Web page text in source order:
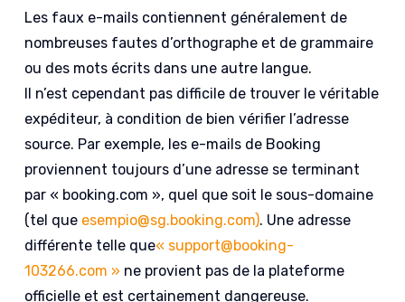
Les faux e-mails contiennent généralement de
nombreuses fautes d’orthographe et de grammaire
ou des mots écrits dans une autre langue.
Il n’est cependant pas difficile de trouver le véritable
expéditeur, à condition de bien vérifier l’adresse
source. Par exemple, les e-mails de Booking
proviennent toujours d’une adresse se terminant
par « booking.com », quel que soit le sous-domaine
(tel que esempio@sg.booking.com). Une adresse
différente telle que« support@booking-
103266.com » ne provient pas de la plateforme
officielle et est certainement dangereuse.